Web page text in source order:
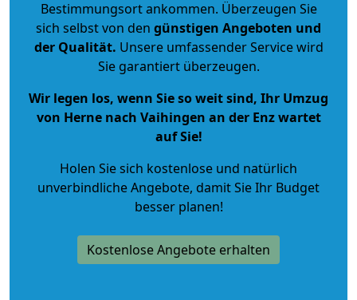
Bestimmungsort ankommen. Überzeugen Sie
sich selbst von den günstigen Angeboten und
der Qualität. Unsere umfassender Service wird
Sie garantiert überzeugen.
Wir legen los, wenn Sie so weit sind, Ihr Umzug
von Herne nach Vaihingen an der Enz wartet
auf Sie!
Holen Sie sich kostenlose und natürlich
unverbindliche Angebote, damit Sie Ihr Budget
besser planen!
Kostenlose Angebote erhalten